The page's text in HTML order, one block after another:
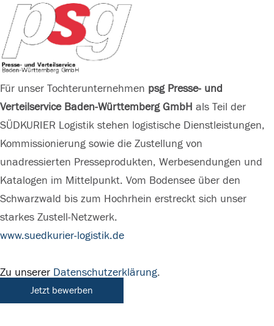
Consent
Management
Platform
Für unser Tochterunternehmen psg Presse- und
Verteilservice Baden-Württemberg GmbH als Teil der
SÜDKURIER Logistik stehen logistische Dienstleistungen,
Kommissionierung sowie die Zustellung von
unadressierten Presseprodukten, Werbesendungen und
Katalogen im Mittelpunkt. Vom Bodensee über den
Schwarzwald bis zum Hochrhein erstreckt sich unser
starkes Zustell-Netzwerk.
www.suedkurier-logistik.de
Zu unserer Datenschutzerklärung.
Jetzt bewerben